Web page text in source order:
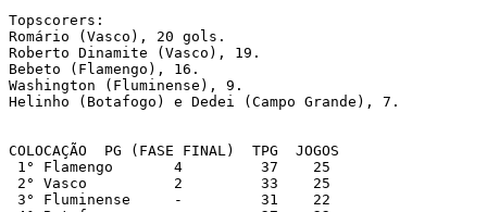
Topscorers:
Romário (Vasco), 20 gols.
Roberto Dinamite (Vasco), 19.
Bebeto (Flamengo), 16.
Washington (Fluminense), 9.
Helinho (Botafogo) e Dedei (Campo Grande), 7.
COLOCAÇÃO  PG (FASE FINAL)  TPG  JOGOS
1° Flamengo       4         37    25
2° Vasco          2         33    25
3° Fluminense     -         31    22